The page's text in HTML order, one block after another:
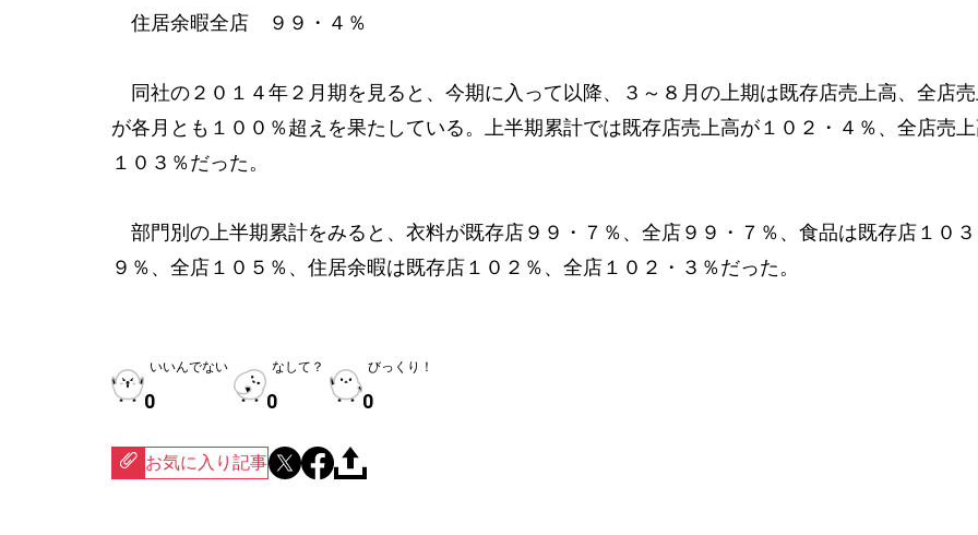
住居余暇全店 ９９・４％
同社の２０１４年２月期を見ると、今期に入って以降、３～８月の上期は既存店売上高、全店
が各月とも１００％超えを果たしている。上半期累計では既存店売上高が１０２・４％、全店売
１０３％だった。
部門別の上半期累計をみると、衣料が既存店９９・７％、全店９９・７％、食品は既存店１０
９％、全店１０５％、住居余暇は既存店１０２％、全店１０２・３％だった。
いいんでない
0
なして？
0
びっくり！
0
お気に入り記事